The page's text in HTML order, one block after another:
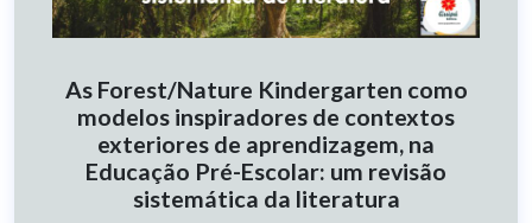
As Forest/Nature Kindergarten como
modelos inspiradores de contextos
exteriores de aprendizagem, na
Educação Pré-Escolar: um revisão
sistemática da literatura